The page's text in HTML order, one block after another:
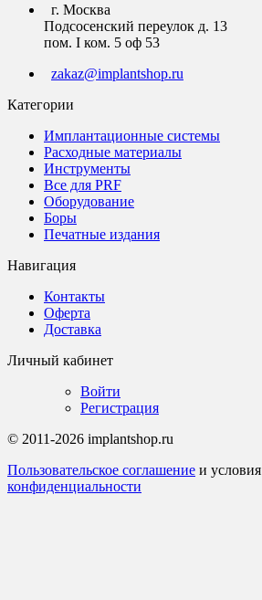
г. Москва
Подсосенский переулок д. 13
пом. I ком. 5 оф 53
zakaz@implantshop.ru
Категории
Имплантационные системы
Расходные материалы
Инструменты
Все для PRF
Оборудование
Боры
Печатные издания
Навигация
Контакты
Оферта
Доставка
Личный кабинет
Войти
Регистрация
© 2011-2026 implantshop.ru
Пользовательское соглашение и условия
конфиденциальности